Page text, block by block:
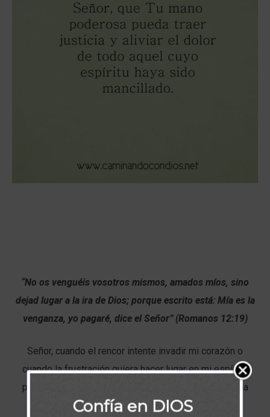
“No os venguéis vosotros mismos, amados míos, sino
dejad lugar a la ira de Dios; porque escrito está: Mía es la
venganza, yo pagaré, dice el Señor” (Romanos 12:19)
Señor, cuando el rencor intente invadir mi corazón o
cuando la frustración quiera hacer lugar en mi espíritu,
producto de una injusticia vivida o testificada, dame la
fortaleza para no permitir que estos sentimientos
Confía en DIOS